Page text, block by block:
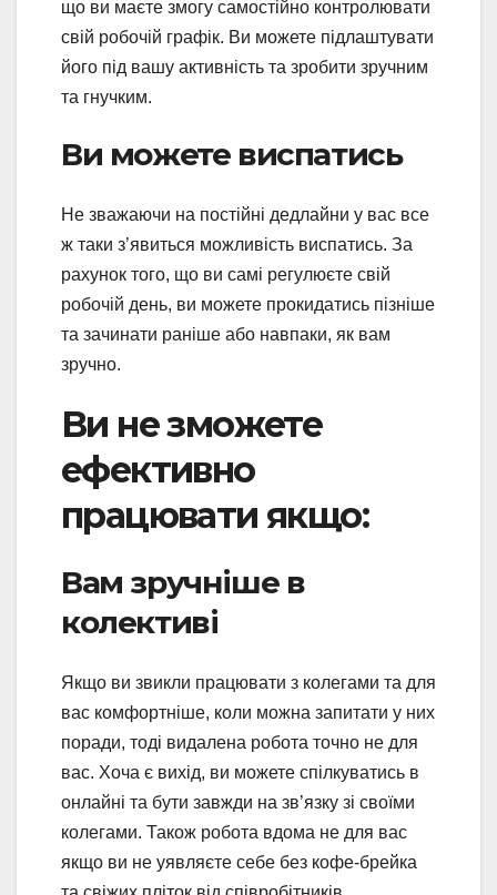
що ви маєте змогу самостійно контролювати
свій робочій графік. Ви можете підлаштувати
його під вашу активність та зробити зручним
та гнучким.
Ви можете виспатись
Не зважаючи на постійні дедлайни у вас все
ж таки з’явиться можливість виспатись. За
рахунок того, що ви самі регулюєте свій
робочій день, ви можете прокидатись пізніше
та зачинати раніше або навпаки, як вам
зручно.
Ви не зможете
ефективно
працювати якщо:
Вам зручніше в
колективі
Якщо ви звикли працювати з колегами та для
вас комфортніше, коли можна запитати у них
поради, тоді видалена робота точно не для
вас. Хоча є вихід, ви можете спілкуватись в
онлайні та бути завжди на зв’язку зі своїми
колегами. Також робота вдома не для вас
якщо ви не уявляєте себе без кофе-брейка